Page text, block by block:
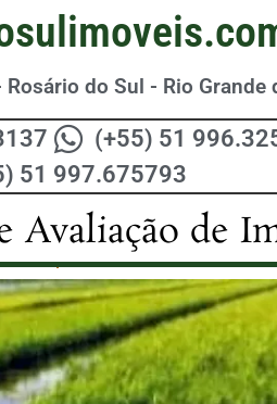
do Sul - Rio Grande
(+55) 51
51 997.675793
Avaliação de